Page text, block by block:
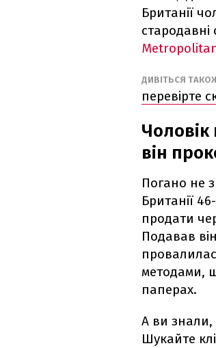
Британії
ДИВІТЬСЯ
перевірте
він
Погано не
Британії
продати
Подавав
методами,
паперах.
А ви знали,
Шукайте